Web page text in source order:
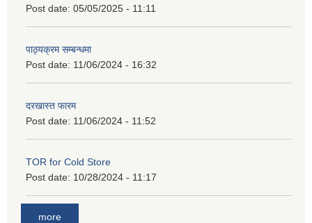
Post date: 05/05/2025 - 11:11
पाठ्यक्रम सम्बन्धमा
Post date: 11/06/2024 - 16:32
दरखास्त फारम
Post date: 11/06/2024 - 11:52
TOR for Cold Store
Post date: 10/28/2024 - 11:17
more